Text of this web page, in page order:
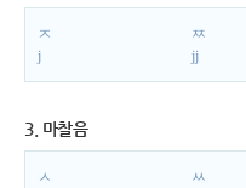
ㅈ
j
ㅉ
jj
3. 마찰음
ㅅ
ㅆ